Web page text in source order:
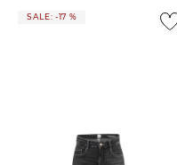
SALE: -17 %